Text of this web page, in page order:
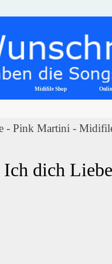
Midifile Shop
- Pink Martini -
Ich dich